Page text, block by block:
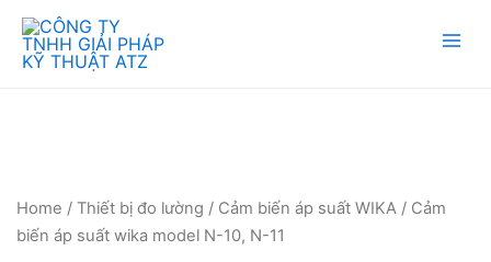
Home / Thiết bị đo lường / Cảm biến áp suất WIKA / Cảm
biến áp suất wika model N-10, N-11